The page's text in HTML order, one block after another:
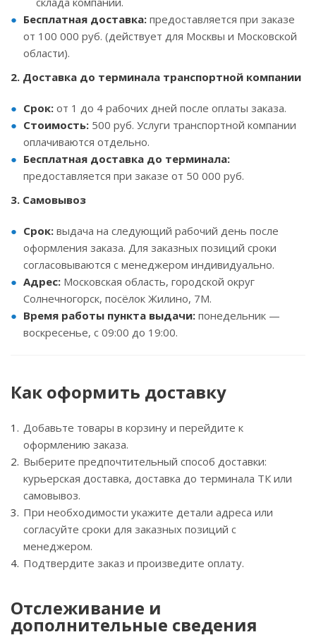
Бесплатная доставка: предоставляется при заказе
от 100 000 руб. (действует для Москвы и Московской
области).
2. Доставка до терминала транспортной компании
Срок: от 1 до 4 рабочих дней после оплаты заказа.
Стоимость: 500 руб. Услуги транспортной компании
оплачиваются отдельно.
Бесплатная доставка до терминала:
предоставляется при заказе от 50 000 руб.
3. Самовывоз
Срок: выдача на следующий рабочий день после
оформления заказа. Для заказных позиций сроки
согласовываются с менеджером индивидуально.
Адрес: Московская область, городской округ
Солнечногорск, посёлок Жилино, 7М.
Время работы пункта выдачи: понедельник —
воскресенье, с 09:00 до 19:00.
Как оформить доставку
Добавьте товары в корзину и перейдите к
оформлению заказа.
Выберите предпочтительный способ доставки:
курьерская доставка, доставка до терминала ТК или
самовывоз.
При необходимости укажите детали адреса или
согласуйте сроки для заказных позиций с
менеджером.
Подтвердите заказ и произведите оплату.
Отслеживание и
дополнительные сведения